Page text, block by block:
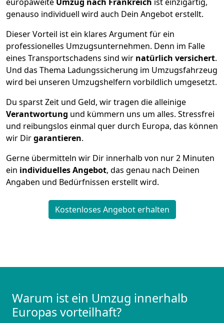
genauso individuell wird auch Dein Angebot erstellt.
Dieser Vorteil ist ein klares Argument für ein
professionelles Umzugsunternehmen. Denn im Falle
eines Transportschadens sind wir natürlich versichert.
Und das Thema Ladungssicherung im Umzugsfahrzeug
wird bei unseren Umzugshelfern vorbildlich umgesetzt.
Du sparst Zeit und Geld, wir tragen die alleinige
Verantwortung und kümmern uns um alles. Stressfrei
und reibungslos einmal quer durch Europa, das können
wir Dirgarantieren.
Gerne übermitteln wir Dir innerhalb von nur2 Minuten
ein individuelles Angebot, das genau nach Deinen
Angaben und Bedürfnissen erstellt wird.
Kostenloses Angebot erhalten
Warum ist ein Umzug innerhalb
Europas vorteilhaft?